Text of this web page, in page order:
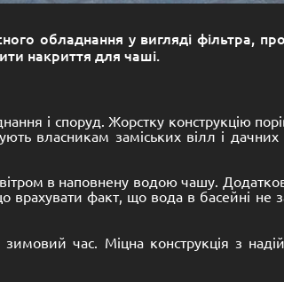
обладнання у вигляді фільтра,
накриття для чаші.
і споруд. Жорстку конструкцію
власникам заміських вілл і
в наповнену водою чашу.
врахувати факт, що вода в басейні не
час. Міцна конструкція з